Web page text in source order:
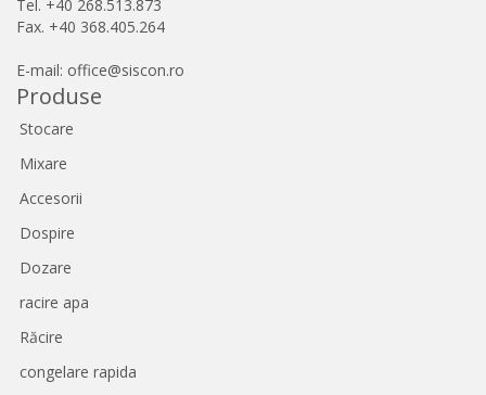
Tel. +40 268.513.873
Fax. +40 368.405.264
E-mail: office@siscon.ro
Produse
Stocare
Mixare
Accesorii
Dospire
Dozare
racire apa
Răcire
congelare rapida